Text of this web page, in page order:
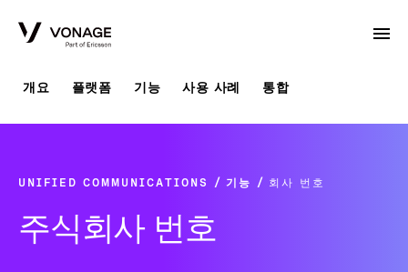
개요 플랫폼 기능 사용 사례 통합
UNIFIED COMMUNICATIONS 기능 회사 번호
주식회사 번호